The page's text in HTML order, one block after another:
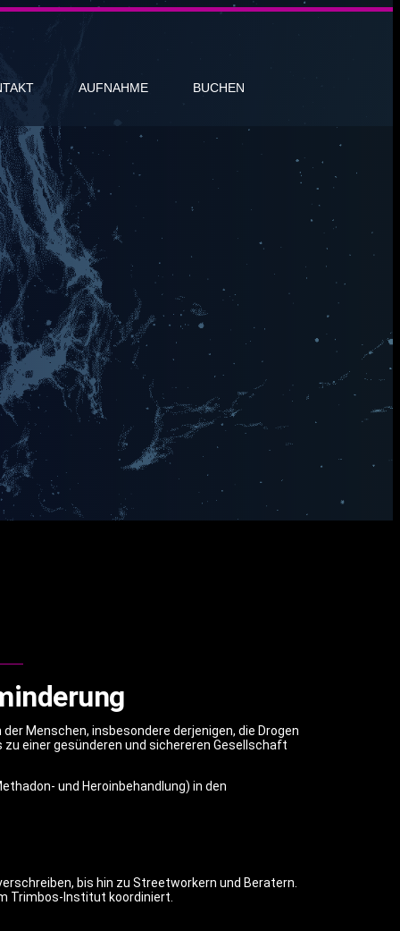
AUFNAHME BUCHEN
Menschen, insbesondere derjenigen, die Drogen
einer gesünderen und sichereren Gesellschaft
und Heroinbehandlung) in den
bis hin zu Streetworkern und Beratern.
Trimbos-Institut koordiniert.